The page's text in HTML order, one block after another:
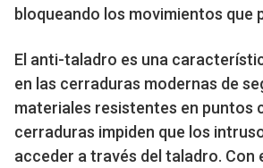
bloqueando los movimientos que
El anti-taladro es una
en las cerraduras modernas de
materiales resistentes en puntos
cerraduras impiden que los
acceder a través del taladro. Con